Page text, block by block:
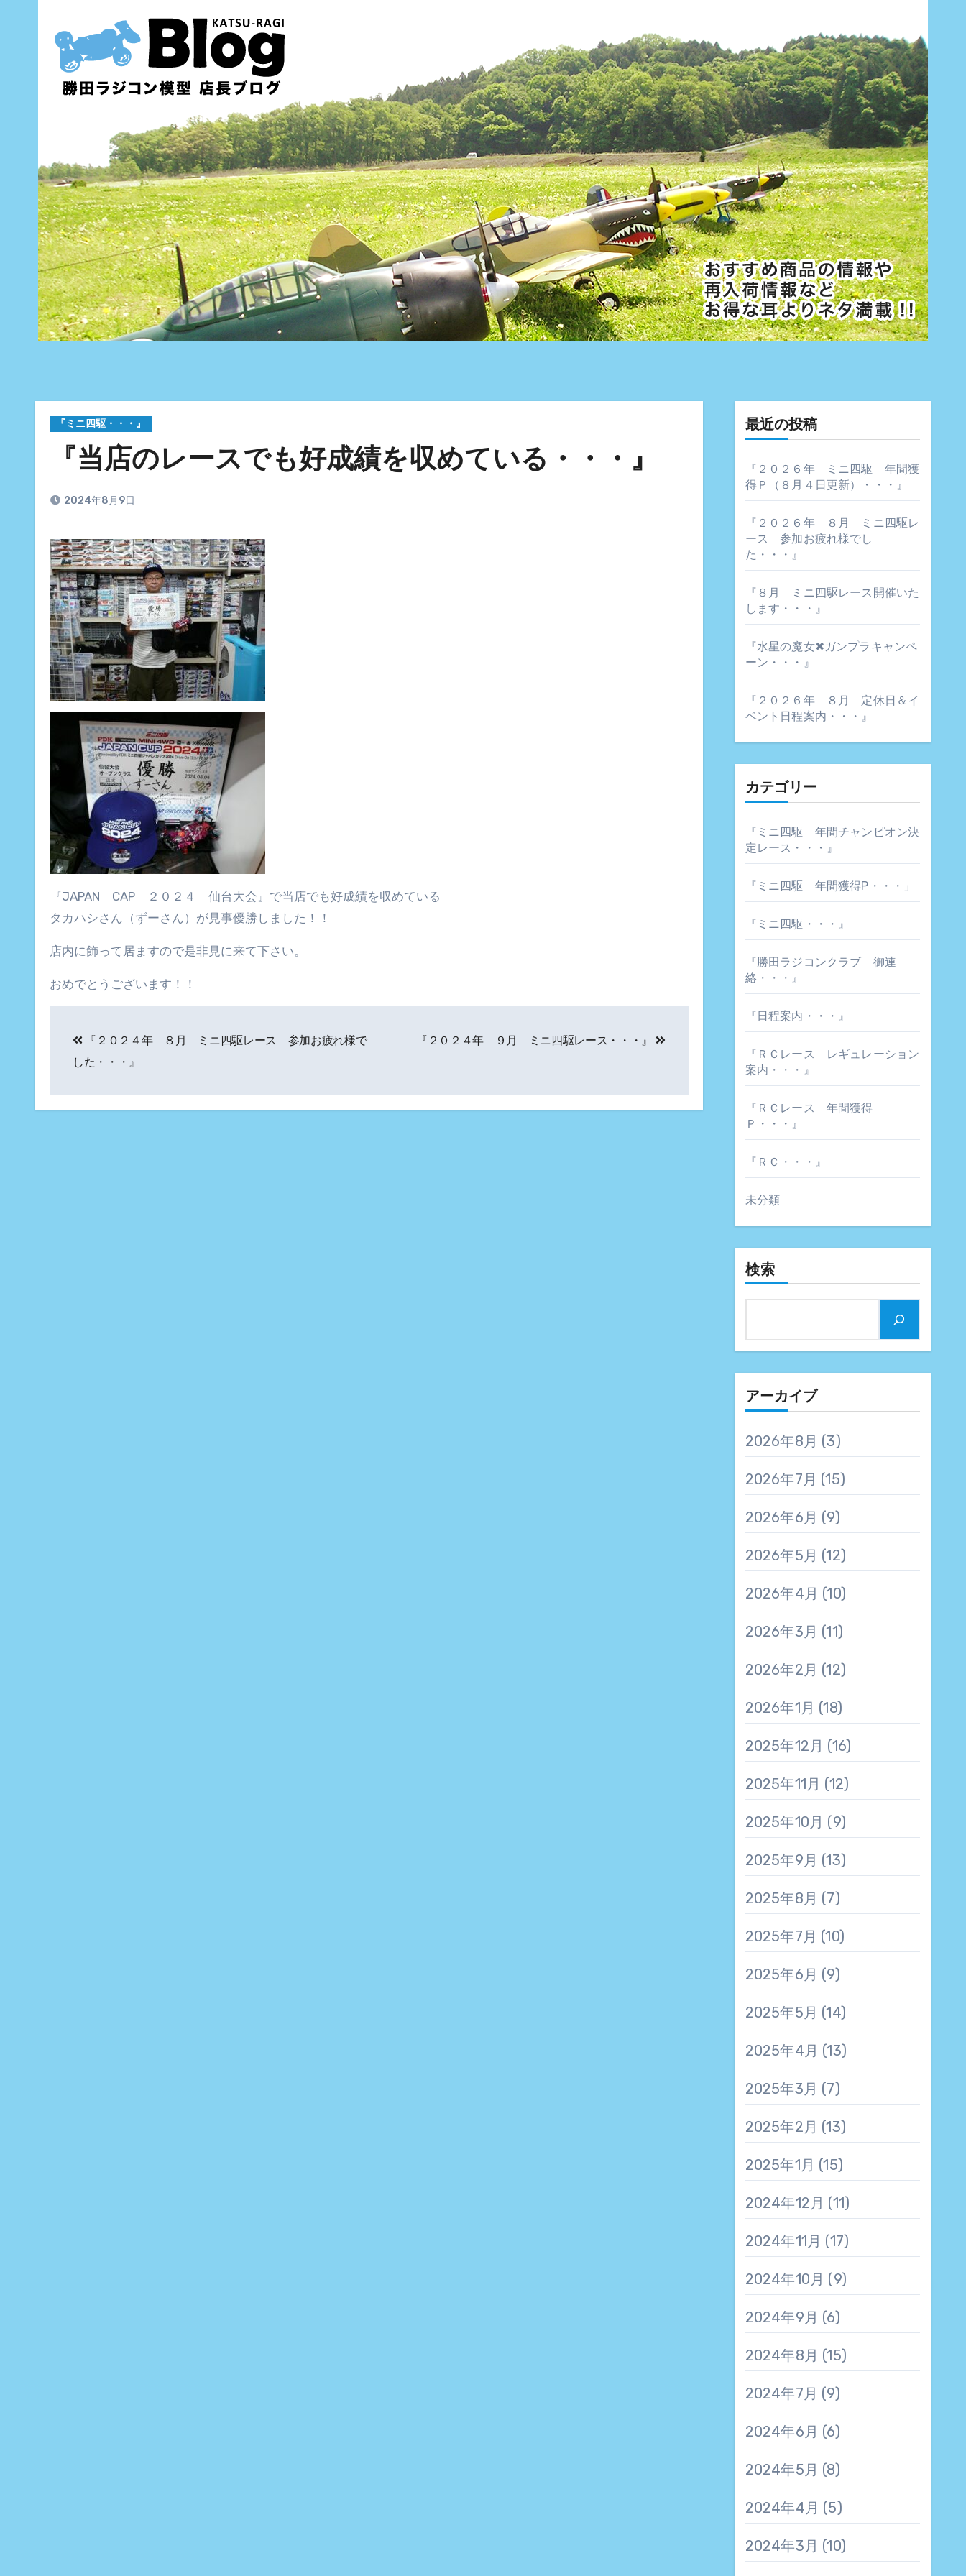
『ミニ四駆・・・』
『当店のレースでも好成績を収めている・・・』
2024年8月9日
『JAPAN CAP ２０２４ 仙台大会』で当店でも好成績を収めている
タカハシさん（ずーさん）が見事優勝しました！！
店内に飾って居ますので是非見に来て下さい。
おめでとうございます！！
ビ
『２０２４年 ８月 ミニ四駆レース 参加お疲れ様で
した・・・』
『２０２４年 ９月 ミニ四駆レース・・・』
最近の投稿
『２０２６年 ミニ四駆 年間獲
得Ｐ（８月４日更新）・・・』
『２０２６年 ８月 ミニ四駆レ
ース 参加お疲れ様でし
た・・・』
『８月 ミニ四駆レース開催いた
します・・・』
『水星の魔女✖ガンプラキャンペ
ーン・・・』
『２０２６年 ８月 定休日＆イ
ベント日程案内・・・』
カテゴリー
『ミニ四駆 年間チャンピオン決
定レース・・・』
『ミニ四駆 年間獲得P・・・」
『ミニ四駆・・・』
『勝田ラジコンクラブ 御連
絡・・・』
『日程案内・・・』
『ＲＣレース レギュレーション
案内・・・』
『ＲＣレース 年間獲得
Ｐ・・・』
『ＲＣ・・・』
未分類
検索
アーカイブ
2026年8月 (3)
2026年7月 (15)
2026年6月 (9)
2026年5月 (12)
2026年4月 (10)
2026年3月 (11)
2026年2月 (12)
2026年1月 (18)
2025年12月 (16)
2025年11月 (12)
2025年10月 (9)
2025年9月 (13)
2025年8月 (7)
2025年7月 (10)
2025年6月 (9)
2025年5月 (14)
2025年4月 (13)
2025年3月 (7)
2025年2月 (13)
2025年1月 (15)
2024年12月 (11)
2024年11月 (17)
2024年10月 (9)
2024年9月 (6)
2024年8月 (15)
2024年7月 (9)
2024年6月 (6)
2024年5月 (8)
2024年4月 (5)
2024年3月 (10)